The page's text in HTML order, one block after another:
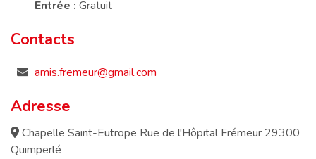
Entrée :Gratuit
Contacts
amis.fremeur@gmail.com
Adresse
Chapelle Saint-Eutrope Rue de l'Hôpital Frémeur 29300
Quimperlé